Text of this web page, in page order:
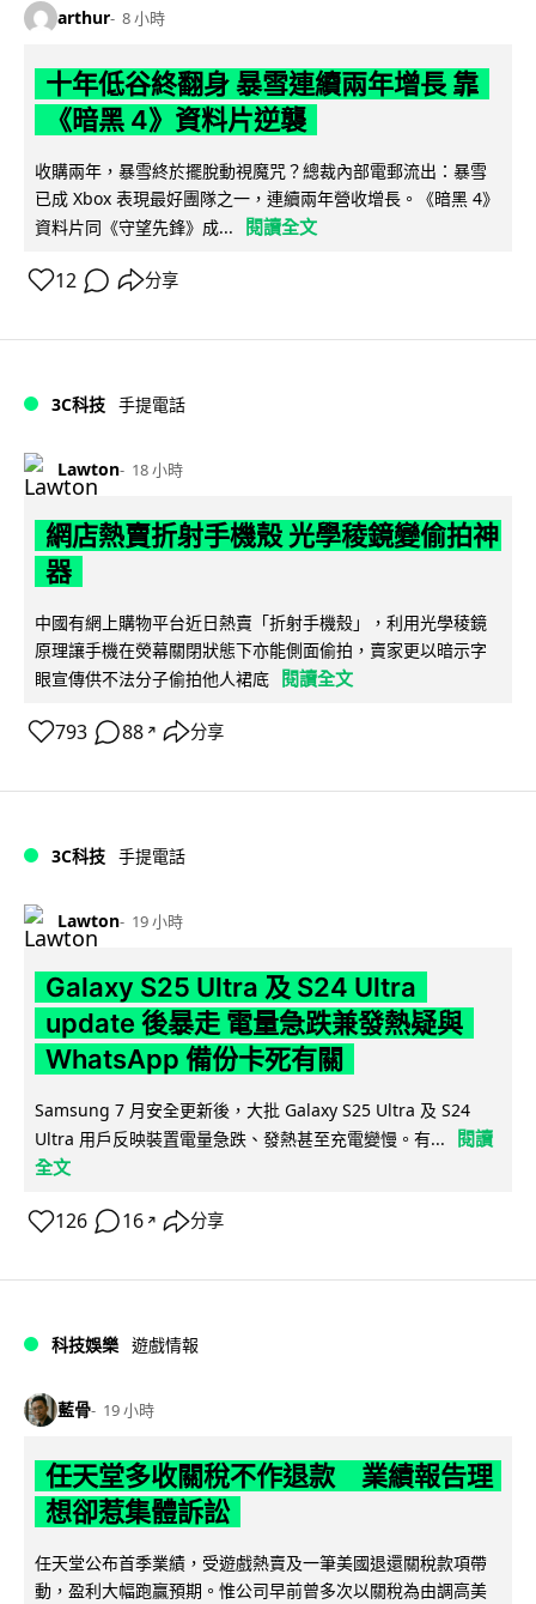
arthur 8 小時
十年低谷終翻身 暴雪連續兩年增長 靠
《暗黑 4》資料片逆襲
收購兩年，暴雪終於擺脫動視魔咒？總裁內部電郵流出：暴雪
已成 Xbox 表現最好團隊之一，連續兩年營收增長。《暗黑 4》
資料片同《守望先鋒》成...
閱讀全文
12 分享
3C科技 手提電話
Lawton 18 小時
網店熱賣折射手機殼 光學稜鏡變偷拍神
器
中國有網上購物平台近日熱賣「折射手機殼」，利用光學稜鏡
原理讓手機在熒幕關閉狀態下亦能側面偷拍，賣家更以暗示字
眼宣傳供不法分子偷拍他人裙底 閱讀全文
793 88 ↗ 分享
3C科技 手提電話
Lawton 19 小時
Galaxy S25 Ultra 及 S24 Ultra
update 後暴走 電量急跌兼發熱疑與
WhatsApp 備份卡死有關
Samsung 7 月安全更新後，大批 Galaxy S25 Ultra 及 S24
Ultra 用戶反映裝置電量急跌、發熱甚至充電變慢。有...
閱讀
全文
126 16 ↗ 分享
科技娛樂 遊戲情報
藍骨 19 小時
任天堂多收關稅不作退款 業績報告理
想卻惹集體訴訟
任天堂公布首季業績，受遊戲熱賣及一筆美國退還關稅款項帶
動，盈利大幅跑贏預期。惟公司早前曾多次以關稅為由調高美